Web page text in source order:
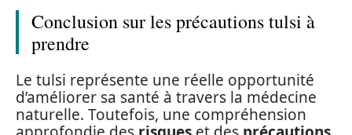
Conclusion sur les précautions tulsi à
prendre
Le tulsi représente une réelle opportunité
d’améliorer sa santé à travers la médecine
naturelle. Toutefois, une compréhension